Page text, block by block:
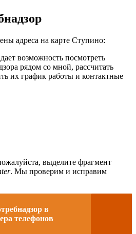
адреса на карте Ступино:
возможность посмотреть
рядом со мной, рассчитать
их график работы и контактные
выделите фрагмент
. Мы проверим и исправим
в
телефонов